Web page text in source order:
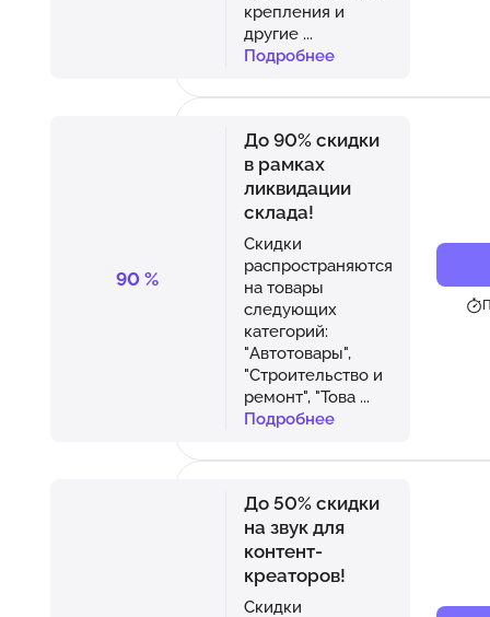
крепления и
другие ...
Подробнее
90 %
До 90% скидки
в рамках
ликвидации
склада!
Скидки
распространяются
на товары
следующих
категорий:
"Автотовары",
"Строительство и
ремонт", "Това ...
Подробнее
До 50% скидки
на звук для
контент-
креаторов!
Скидки